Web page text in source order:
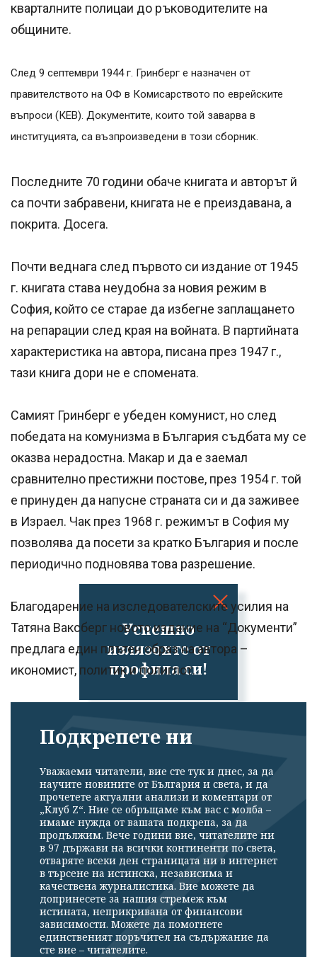
Успешно
излязохте от
профила си!
кварталните полицаи до ръководителите на
общините.
След 9 септември 1944 г. Гринберг е назначен от
правителството на ОФ в Комисарството по еврейските
въпроси (КЕВ). Документите, които той заварва в
институцията, са възпроизведени в този сборник.
Последните 70 години обаче книгата и авторът й
са почти забравени, книгата не е преиздавана, а
покрита. Досега.
Почти веднага след първото си издание от 1945
г. книгата става неудобна за новия режим в
София, който се старае да избегне заплащането
на репарации след края на войната. В партийната
характеристика на автора, писана през 1947 г.,
тази книга дори не е спомената.
Самият Гринберг е убеден комунист, но след
победата на комунизма в България съдбата му се
оказва нерадостна. Макар и да е заемал
сравнително престижни постове, през 1954 г. той
е принуден да напусне страната си и да заживее
в Израел. Чак през 1968 г. режимът в София му
позволява да посети за кратко България и после
периодично подновява това разрешение.
Благодарение на изследователските усилия на
Татяна Ваксберг новото издание на “Документи”
предлага един плътен образ на автора –
икономист, политик и полиглот.
Подкрепете ни
Уважаеми читатели, вие сте тук и днес, за да
научите новините от България и света, и да
прочетете актуални анализи и коментари от
„Клуб Z“. Ние се обръщаме към вас с молба –
имаме нужда от вашата подкрепа, за да
продължим. Вече години вие, читателите ни
в 97 държави на всички континенти по света,
отваряте всеки ден страницата ни в интернет
в търсене на истинска, независима и
качествена журналистика. Вие можете да
допринесете за нашия стремеж към
истината, неприкривана от финансови
зависимости. Можете да помогнете
единственият поръчител на съдържание да
сте вие – читателите.